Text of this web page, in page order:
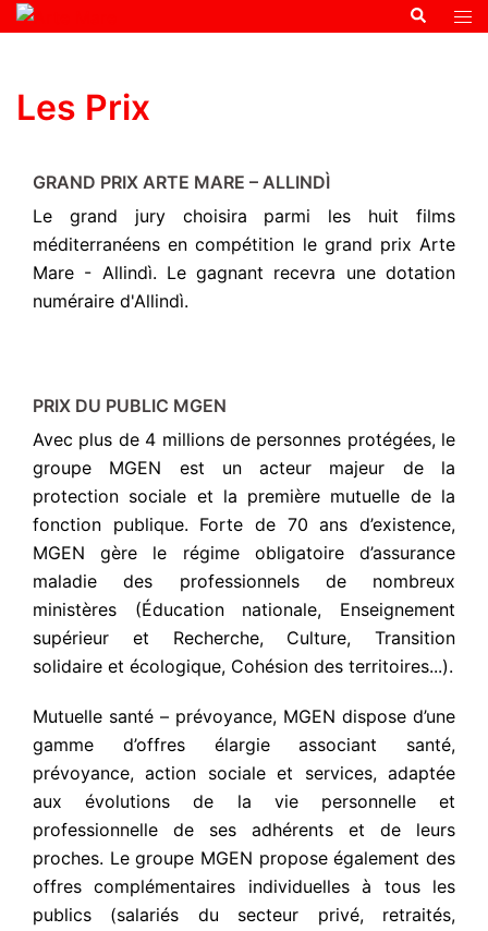
Les Prix
GRAND PRIX ARTE MARE – ALLINDÌ
Le grand jury choisira parmi les huit films
méditerranéens en compétition le grand prix Arte
Mare - Allindì. Le gagnant recevra une dotation
numéraire d'Allindì.
PRIX DU PUBLIC MGEN
Avec plus de 4 millions de personnes protégées, le
groupe MGEN est un acteur majeur de la
protection sociale et la première mutuelle de la
fonction publique. Forte de 70 ans d’existence,
MGEN gère le régime obligatoire d’assurance
maladie des professionnels de nombreux
ministères (Éducation nationale, Enseignement
supérieur et Recherche, Culture, Transition
solidaire et écologique, Cohésion des territoires...).
Mutuelle santé – prévoyance, MGEN dispose d’une
gamme d’offres élargie associant santé,
prévoyance, action sociale et services, adaptée
aux évolutions de la vie personnelle et
professionnelle de ses adhérents et de leurs
proches. Le groupe MGEN propose également des
offres complémentaires individuelles à tous les
publics (salariés du secteur privé, retraités,